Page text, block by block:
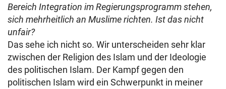
Bereich Integration im Regierungsprogramm stehen,
sich mehrheitlich an Muslime richten. Ist das nicht
unfair?
Das sehe ich nicht so. Wir unterscheiden sehr klar
zwischen der Religion des Islam und der Ideologie
des politischen Islam. Der Kampf gegen den
politischen Islam wird ein Schwerpunkt in meiner